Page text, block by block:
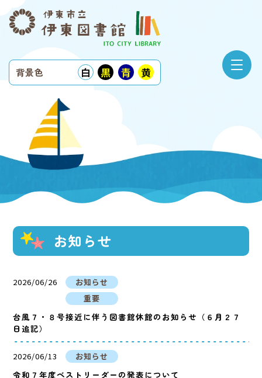
背景色 白 黒 青 黄
お知らせ
2026/06/26
お知らせ
重要
台風７・８号接近に伴う図書館休館のお知らせ（６月２７
日追記）
2026/06/13 お知らせ
令和７年度ベストリーダーの発表について